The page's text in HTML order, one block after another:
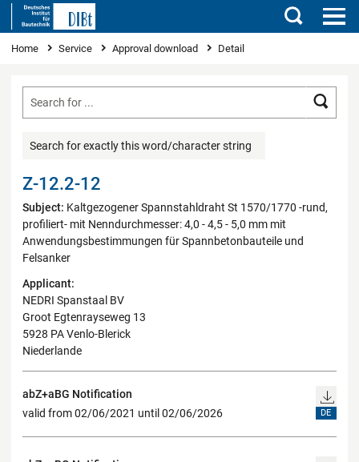
Search
You are here
Home Service Approval download Detail
Search for exactly this word/character string
Z-12.2-12
Subject: Kaltgezogener Spannstahldraht St 1570/1770 -rund,
profiliert- mit Nenndurchmesser: 4,0 - 4,5 - 5,0 mm mit
Anwendungsbestimmungen für Spannbetonbauteile und
Felsanker
Applicant:
NEDRI Spanstaal BV
Groot Egtenrayseweg 13
5928 PA Venlo-Blerick
Niederlande
abZ+aBG Notification
valid from 02/06/2021 until 02/06/2026
DE